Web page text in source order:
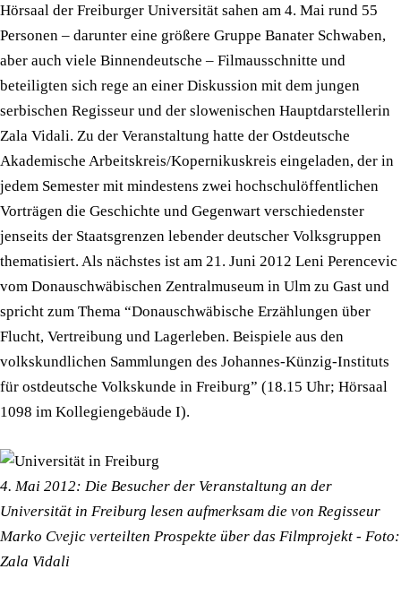
Hörsaal der Freiburger Universität sahen am 4. Mai rund 55
Personen – darunter eine größere Gruppe Banater Schwaben,
aber auch viele Binnendeutsche – Filmausschnitte und
beteiligten sich rege an einer Diskussion mit dem jungen
serbischen Regisseur und der slowenischen Hauptdarstellerin
Zala Vidali. Zu der Veranstaltung hatte der Ostdeutsche
Akademische Arbeitskreis/Kopernikuskreis eingeladen, der in
jedem Semester mit mindestens zwei hochschulöffentlichen
Vorträgen die Geschichte und Gegenwart verschiedenster
jenseits der Staatsgrenzen lebender deutscher Volksgruppen
thematisiert. Als nächstes ist am 21. Juni 2012 Leni Perencevic
vom Donauschwäbischen Zentralmuseum in Ulm zu Gast und
spricht zum Thema “Donauschwäbische Erzählungen über
Flucht, Vertreibung und Lagerleben. Beispiele aus den
volkskundlichen Sammlungen des Johannes-Künzig-Instituts
für ostdeutsche Volkskunde in Freiburg” (18.15 Uhr; Hörsaal
1098 im Kollegiengebäude I).
4. Mai 2012: Die Besucher der Veranstaltung an der
Universität in Freiburg lesen aufmerksam die von Regisseur
Marko Cvejic verteilten Prospekte über das Filmprojekt - Foto:
Zala Vidali